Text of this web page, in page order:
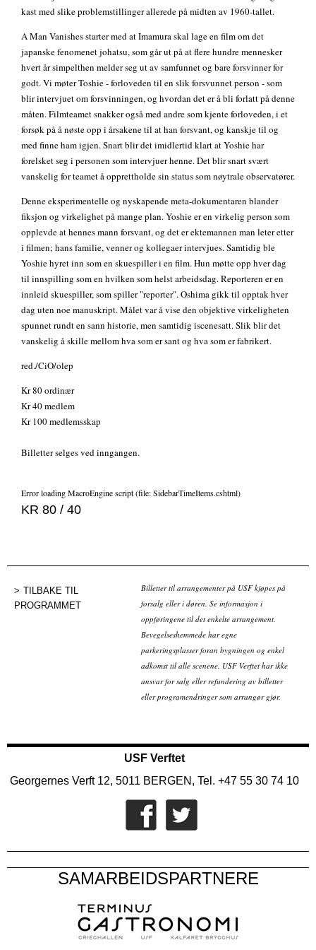
kast med slike problemstillinger allerede på midten av 1960-tallet.
A Man Vanishes starter med at Imamura skal lage en film om det
japanske fenomenet johatsu, som går ut på at flere hundre mennesker
hvert år simpelthen melder seg ut av samfunnet og bare forsvinner for
godt. Vi møter Toshie - forloveden til en slik forsvunnet person - som
blir intervjuet om forsvinningen, og hvordan det er å bli forlatt på denne
måten. Filmteamet snakker også med andre som kjente forloveden, i et
forsøk på å nøste opp i årsakene til at han forsvant, og kanskje til og
med finne ham igjen. Snart blir det imidlertid klart at Yoshie har
forelsket seg i personen som intervjuer henne. Det blir snart svært
vanskelig for teamet å opprettholde sin status som nøytrale observatører.
Denne eksperimentelle og nyskapende meta-dokumentaren blander
fiksjon og virkelighet på mange plan. Yoshie er en virkelig person som
opplevde at hennes mann forsvant, og det er ektemannen man leter etter
i filmen; hans familie, venner og kollegaer intervjues. Samtidig ble
Yoshie hyret inn som en skuespiller i en film. Hun møtte opp hver dag
til innspilling som en hvilken som helst arbeidsdag. Reporteren er en
innleid skuespiller, som spiller "reporter". Oshima gikk til opptak hver
dag uten noe manuskript. Målet var å vise den objektive virkeligheten
spunnet rundt en sann historie, men samtidig iscenesatt. Slik blir det
vanskelig å skille mellom hva som er sant og hva som er fabrikert.
red./CiO/olep
Kr 80 ordinær
Kr 40 medlem
Kr 100 medlemsskap
Billetter selges ved inngangen.
Error loading MacroEngine script (file: SidebarTimeItems.cshtml)
KR 80 / 40
TILBAKE TIL
PROGRAMMET
Billetter til arrangementer på USF kjøpes på
forsalg eller i døren. Se informasjon i
oppføringene til det enkelte arrangement.
Bevegelseshemmede har egne
parkeringsplasser foran bygningen og enkel
adkomst til alle scenene. USF Verftet har ikke
ansvar for salg eller refundering av billetter
eller programendringer som arrangør gjør.
USF Verftet
Georgernes Verft 12, 5011 BERGEN, Tel. +47 55 30 74 10
SAMARBEIDSPARTNERE